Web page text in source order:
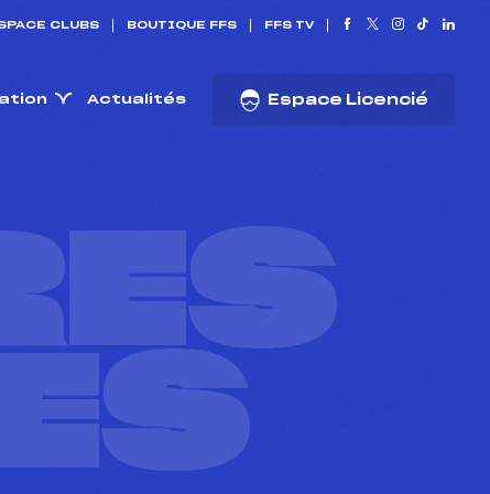
CLUBS BOUTIQUE FFS FFS TV
Actualités Espace Licencié